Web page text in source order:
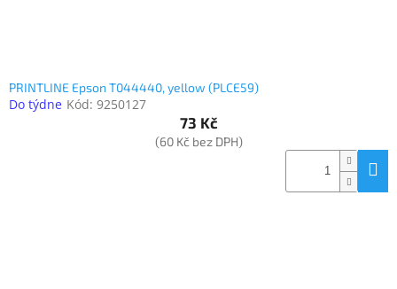
PRINTLINE Epson T044440, yellow (PLCE59)
Do týdne Kód: 9250127
73 Kč
(60 Kč bez DPH)